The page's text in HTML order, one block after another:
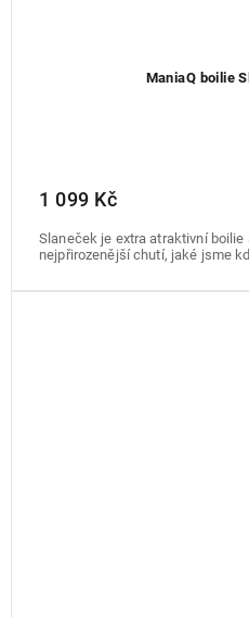
ManiaQ boilie
1 099 Kč
Slaneček je extra atraktivní
nejpřirozenější chutí, jaké jsme